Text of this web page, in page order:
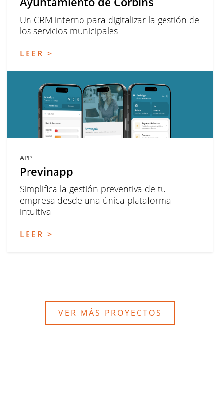
Un CRM interno para digitalizar la gestión de
los servicios municipales
LEER >
APP
Previnapp
Simplifica la gestión preventiva de tu
empresa desde una única plataforma
intuitiva
LEER >
VER MÁS PROYECTOS